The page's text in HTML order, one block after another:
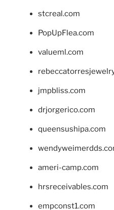
stcreal.com
PopUpFlea.com
valueml.com
jmpbliss.com
drjorgerico.com
queensushipa.com
ameri-camp.com
hrsreceivables.com
empconst1.com